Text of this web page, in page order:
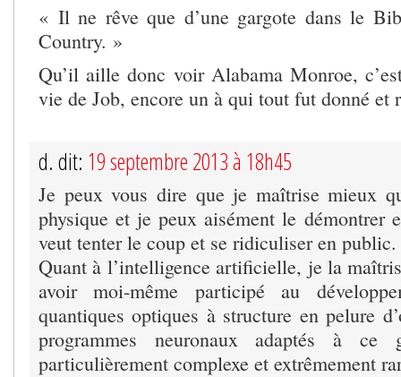
« Il ne rêve que d’une gargote dans le
Country. »
Qu’il aille donc voir Alabama Monroe,
vie de Job, encore un à qui tout fut donné et
d. dit: 19 septembre 2013 à 18h45
Je peux vous dire que je maîtrise mieux
physique et je peux aisément le démontrer
veut tenter le coup et se ridiculiser en public.
Quant à l’intelligence artificielle, je la
avoir moi-même participé au
quantiques optiques à structure en pelure
programmes neuronaux adaptés à ce
particulièrement complexe et extrêmement